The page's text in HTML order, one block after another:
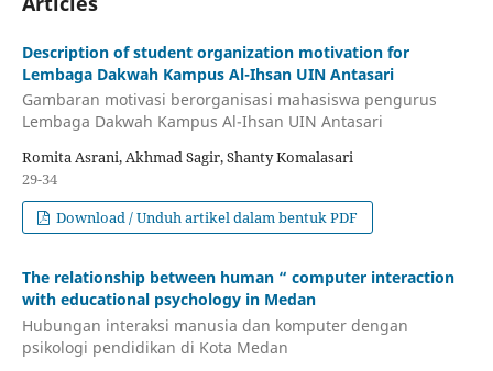
Description of student organization motivation for
Lembaga Dakwah Kampus Al-Ihsan UIN Antasari
Gambaran motivasi berorganisasi mahasiswa pengurus
Lembaga Dakwah Kampus Al-Ihsan UIN Antasari
Romita Asrani, Akhmad Sagir, Shanty Komalasari
29-34
Download / Unduh artikel dalam bentuk PDF
The relationship between human “ computer interaction
with educational psychology in Medan
Hubungan interaksi manusia dan komputer dengan
psikologi pendidikan di Kota Medan